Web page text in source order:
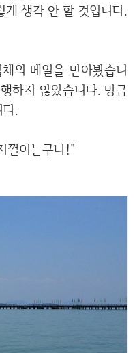
생각 안 할 것입니다.
하지 않았습니다. 방금
.
껄이는구나!"